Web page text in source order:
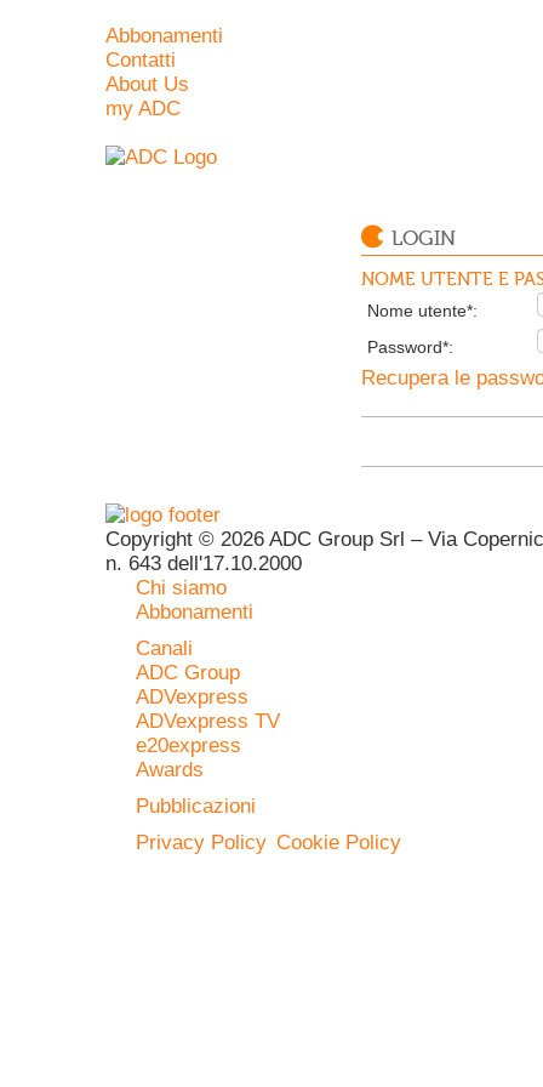
Abbonamenti
Contatti
About Us
my ADC
LOGIN
NOME UTENTE E
Nome utente*:
Password*:
Recupera le
Copyright © 2026 ADC Group Srl – Via
n. 643 dell'17.10.2000
Chi siamo
Abbonamenti
Canali
ADC Group
ADVexpress
ADVexpress TV
e20express
Awards
Pubblicazioni
Privacy Policy Cookie Policy